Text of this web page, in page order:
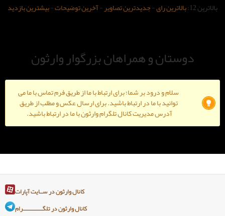
جدیدترین تصاویر-آخرین توضیحات-بیشترین بازدید
همراهان بزرگوار وارثون
بر شما؛ برای ارتباط با ما از طریق فرم تماس با ما می
ما در ارتباط باشید. برای ارسال عکس و مطلب از طریق
کانال تلگرام وارثون با ما در ارتباط باشید.
کانال وارثون در ســایت آپارات
کانال وارثون در تلگـــــــــــــرام